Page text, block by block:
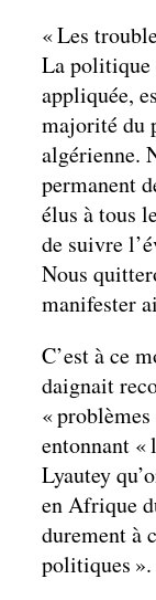
« Les
La politique
appliquée,
majorité du
algérienne.
permanent
élus à tous
de suivre
Nous
manifester
C’est à ce
daignait
«
entonnant «
Lyautey
en Afrique
durement à
politiques ».